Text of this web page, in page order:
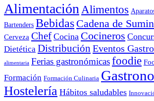
Alimentación Alimentos
Bartenders Bebidas Cadena de
Cerveza Chef Cocina Cocineros
Dietética Distribución Eventos
alimentaria Ferias gastronómicasfoodie
Formación Formación Culinaria
Hostelería Hábitos saludables